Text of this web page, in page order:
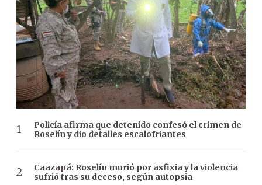
Policía afirma que detenido confesó el crimen de
Roselín y dio detalles escalofriantes
Caazapá: Roselín murió por asfixia y la violencia
sufrió tras su deceso, según autopsia